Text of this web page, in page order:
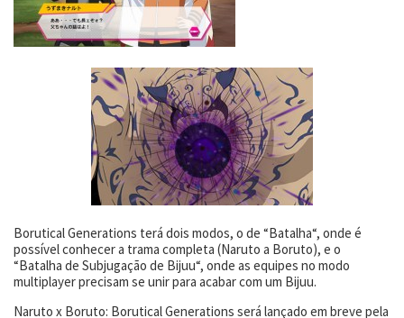
Borutical Generations terá dois modos, o de “Batalha“, onde é
possível conhecer a trama completa (Naruto a Boruto), e o
“Batalha de Subjugação de Bijuu“, onde as equipes no modo
multiplayer precisam se unir para acabar com um Bijuu.
Naruto x Boruto: Borutical Generations será lançado em breve pela